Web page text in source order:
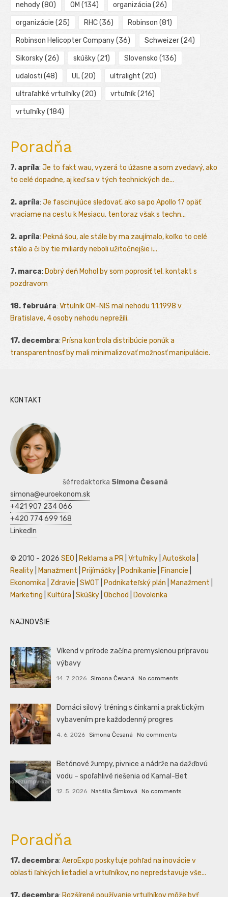
nehody(80) OM (134) organizácia (26)
organizácie (25) RHC(36) Robinson (81)
Robinson Helicopter Company(36) Schweizer(24)
Sikorsky(26) skúšky(21) Slovensko (136)
udalosti (48) UL(20) ultralight (20)
ultraľahké vrtuľníky(20) vrtuľník(216)
vrtuľníky(184)
Poradňa
7. apríla: Je to fakt wau, vyzerá to úžasne a som zvedavý, ako
to celé dopadne, aj keď sa v tých technických de...
2. apríla: Je fascinujúce sledovať, ako sa po Apollo 17 opäť
vraciame na cestu k Mesiacu, tentoraz však s techn...
2. apríla: Pekná šou, ale stále by ma zaujímalo, koľko to celé
stálo a či by tie miliardy neboli užitočnejšie i...
7. marca: Dobrý deň Mohol by som poprosiť tel. kontakt s
pozdravom
18. februára: Vrtulník OM-NIS mal nehodu 1.1.1998 v
Bratislave, 4 osoby nehodu neprežili.
17. decembra: Prísna kontrola distribúcie ponúk a
transparentnosť by mali minimalizovať možnosť manipulácie.
KONTAKT
šéfredaktorka Simona Česaná
simona@euroekonom.sk
+421 907 234 066
+420 774 699 168
LinkedIn
© 2010 - 2026 SEO Reklama a PR Vrtuľníky Autoškola
Reality
Manažment Prijímáčky Podnikanie Financie
Ekonomika
Zdravie SWOT Podnikateľský plán Manažment
Marketing
Kultúra Skúšky Obchod Dovolenka
NAJNOVŠIE
Víkend v prírode začína premyslenou prípravou
výbavy
14. 7. 2026 Simona Česaná No comments
Domáci silový tréning s činkami a praktickým
vybavením pre každodenný progres
4. 6. 2026 Simona Česaná No comments
Betónové žumpy, pivnice a nádrže na dažďovú
vodu – spoľahlivé riešenia od Kamal-Bet
12. 5. 2026 Natália Šimková No comments
Poradňa
17. decembra: AeroExpo poskytuje pohľad na inovácie v
oblasti ľahkých lietadiel a vrtuľníkov, no nepredstavuje vše...
17. decembra: Rozšírené používanie vrtuľníkov môže byť